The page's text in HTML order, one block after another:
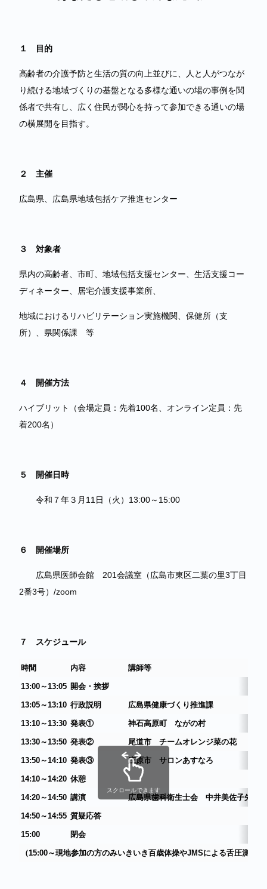
１ 目的
高齢者の介護予防と生活の質の向上並びに、人と人がつなが
り続ける地域づくりの基盤となる多様な通いの場の事例を関
係者で共有し、広く住民が関心を持って参加できる通いの場
の横展開を目指す。
２ 主催
広島県、広島県地域包括ケア推進センター
３ 対象者
県内の高齢者、市町、地域包括支援センター、生活支援コー
ディネーター、居宅介護支援事業所、
地域におけるリハビリテーション実施機関、保健所（支
所）、県関係課 等
４ 開催方法
ハイブリット（会場定員：先着100名、オンライン定員：先
着200名）
５ 開催日時
令和７年３月11日（火）13:00～15:00
６ 開催場所
広島県医師会館 201会議室（広島市東区二葉の里3丁目
2番3号）/zoom
７ スケジュール
時間 内容 講師等
13:00～13:05 開会・挨拶
13:05～13:10 行政説明 広島県健康づくり推進課
13:10～13:30 発表① 神石高原町 ながの村
13:30～13:50 発表② 尾道市 チームオレンジ菜の花
13:50～14:10 発表③ 庄原市 サロンあすなろ
14:10～14:20 休憩
14:20～14:50 講演 広島県歯科衛生士会 中井美佐子先生
14:50～14:55 質疑応答
15:00 閉会
（15:00～現地参加の方のみいきいき百歳体操やJMSによる舌圧測定体
スクロールできます